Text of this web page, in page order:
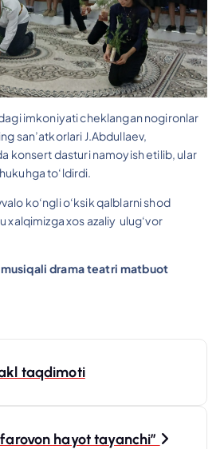
imkoniyati cheklangan nogironlar
san’atkorlari J.Abdullaev,
konsert dasturi namoyish etilib, ular
to‘ldirdi.
ko‘ngli o‘ksik qalblarni shod
xalqimizga xos azaliy ulug‘vor
drama teatri matbuot
taqdimoti
hayot tayanchi”